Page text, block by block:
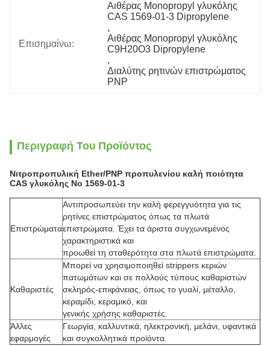
Επισημαίνω:
Αιθέρας Monopropyl γλυκόλης
CAS 1569-01-3 Dipropylene
,
Αιθέρας Monopropyl γλυκόλης
C9H20O3 Dipropylene
,
Διαλύτης ρητινών επιστρώματος
PNP
Περιγραφή Του Προϊόντος
Νιτροπροπυλική Ether/PNP προπυλενίου καλή ποιότητα
CAS γλυκόλης Νο 1569-01-3
Επιστρώματα
Αντιπροσωπεύει την καλή φερεγγυότητα για τις
ρητίνες επιστρώματος όπως τα πλωτά
επιστρώματα. Έχει τα άριστα συγχωνεμένος
χαρακτηριστικά και
προωθεί τη σταθερότητα στα πλωτά επιστρώματα.
Καθαριστές
Μπορεί να χρησιμοποιηθεί strippers κεριών
πατωμάτων και σε πολλούς τύπους καθαριστών
σκληρός-επιφάνειας, όπως το γυαλί, μέταλλο,
κεραμίδι, κεραμικό, και
γενικής χρήσης καθαριστές.
Άλλες
εφαρμογές
Γεωργία, καλλυντικά, ηλεκτρονική, μελάνι, υφαντικά
και συγκολλητικά προϊόντα.